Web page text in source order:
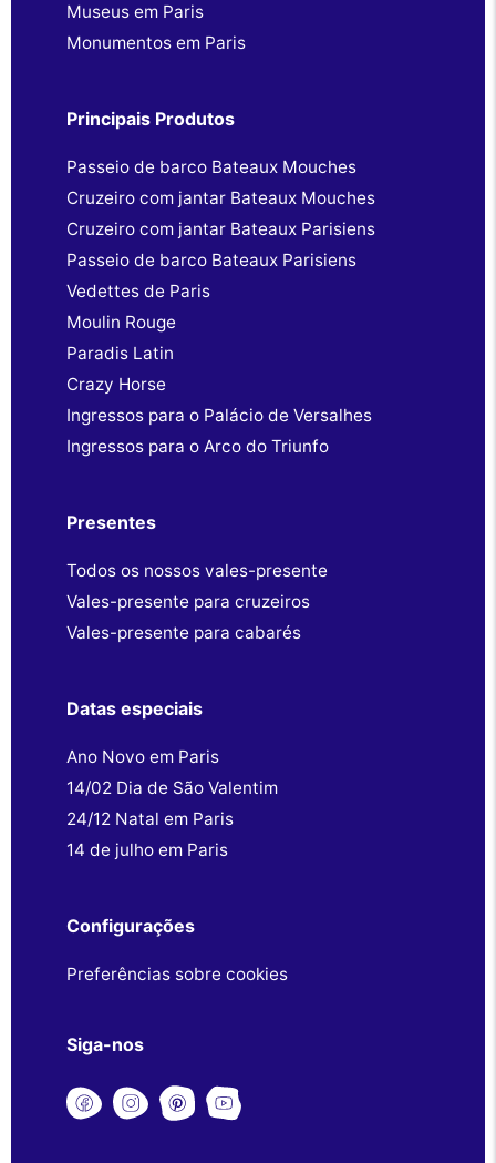
Museus em Paris
Monumentos em Paris
Principais Produtos
Passeio de barco Bateaux Mouches
Cruzeiro com jantar Bateaux Mouches
Cruzeiro com jantar Bateaux Parisiens
Passeio de barco Bateaux Parisiens
Vedettes de Paris
Moulin Rouge
Paradis Latin
Crazy Horse
Ingressos para o Palácio de Versalhes
Ingressos para o Arco do Triunfo
Presentes
Todos os nossos vales-presente
Vales-presente para cruzeiros
Vales-presente para cabarés
Datas especiais
Ano Novo em Paris
14/02 Dia de São Valentim
24/12 Natal em Paris
14 de julho em Paris
Configurações
Preferências sobre cookies
Siga-nos